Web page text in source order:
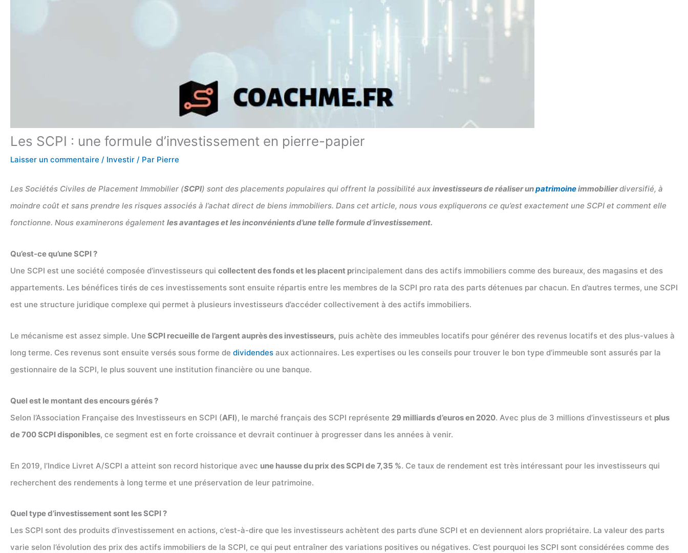
Les SCPI : une formule d’investissement en pierre-papier
Laisser un commentaire / Investir / Par Pierre
Les Sociétés Civiles de Placement Immobilier (SCPI) sont des placements populaires qui offrent la possibilité aux investisseurs de réaliser unpatrimoineimmobilierdiversifié, à
moindre coût et sans prendre les risques associés à l’achat direct de biens immobiliers. Dans cet article, nous vous expliquerons ce qu’est exactement une SCPI et comment elle
fonctionne. Nous examinerons également les avantages et les inconvénients d’une telle formule d’investissement.
Qu’est-ce qu’une SCPI ?
Une SCPI est une société composée d’investisseurs qui collectent des fonds et les placent principalement dans des actifs immobiliers comme des bureaux, des magasins et des
appartements. Les bénéfices tirés de ces investissements sont ensuite répartis entre les membres de la SCPI pro rata des parts détenues par chacun. En d’autres termes, une SCPI
est une structure juridique complexe qui permet à plusieurs investisseurs d’accéder collectivement à des actifs immobiliers.
Le mécanisme est assez simple. Une SCPI recueille de l’argent auprès des investisseurs, puis achète des immeubles locatifs pour générer des revenus locatifs et des plus-values ​​à
long terme. Ces revenus sont ensuite versés sous forme de dividendes aux actionnaires. Les expertises ou les conseils pour trouver le bon type d’immeuble sont assurés par la
gestionnaire de la SCPI, le plus souvent une institution financière ou une banque.
Quel est le montant des encours gérés ?
Selon l’Association Française des Investisseurs en SCPI (AFI), le marché français des SCPI représente 29 milliards d’euros en 2020. Avec plus de 3 millions d’investisseurs et plus
de 700 SCPI disponibles, ce segment est en forte croissance et devrait continuer à progresser dans les années à venir.
En 2019, l’Indice Livret A/SCPI a atteint son record historique avec une hausse du prix des SCPI de 7,35 %. Ce taux de rendement est très intéressant pour les investisseurs qui
recherchent des rendements à long terme et une préservation de leur patrimoine.
Quel type d’investissement sont les SCPI ?
Les SCPI sont des produits d’investissement en actions, c’est-à-dire que les investisseurs achètent des parts d’une SCPI et en deviennent alors propriétaire. La valeur des parts
varie selon l’évolution des prix des actifs immobiliers de la SCPI, ce qui peut entraîner des variations positives ou négatives. C’est pourquoi les SCPI sont considérées comme des